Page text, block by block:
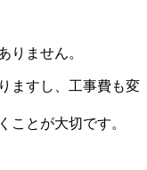
りません。
ますし、工事費も変
ことが大切です。